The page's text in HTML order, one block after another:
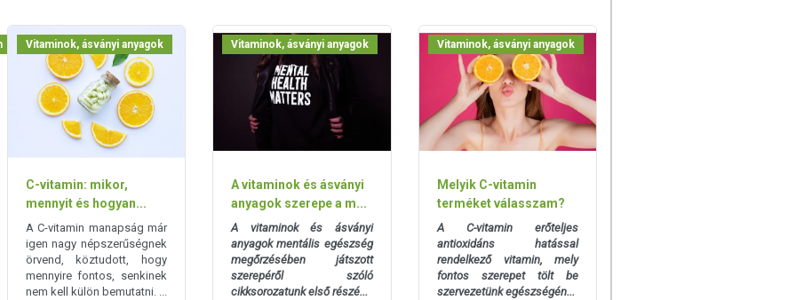
referenciaérték százalékban kifejezve
feltüntetett időpontot.
gyermekektől elzárva.
frissítjük, törekszünk arra, hogy naprakészek legyenek.
ennek ellenére a webshopon szereplő adatok (beleértve a
Vitaminok, ásványi anyagok
C-vitamin: mikor,
mennyit és hogyan...
A C-vitamin manapság már
igen nagy népszerűségnek
örvend, köztudott, hogy
mennyire fontos, senkinek
nem kell külön bemutatni. ...
Vitaminok, ásványi anyagok
A vitaminok és ásványi
anyagok szerepe a m...
A vitaminok és ásványi
anyagok mentális egészség
megőrzésében játszott
szerepéről szóló
cikksorozatunk első részé...
Vitaminok, ásványi anyagok
Melyik C-vitamin
terméket válasszam?
A C-vitamin erőteljes
antioxidáns hatással
rendelkező vitamin, mely
fontos szerepet tölt be
szervezetünk egészségén...